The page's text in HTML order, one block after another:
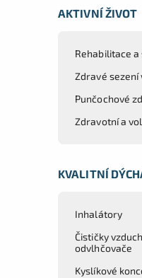
AKTIVNÍ ŽIVOT
Rehabilitace
Zdravé sezení
Punčochové
Zdravotní a
KVALITNÍ
Inhalátory
Čističky
odvlhčovače
Kyslíkové